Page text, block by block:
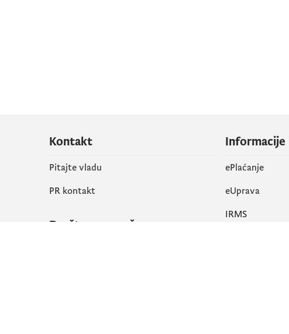
Kontakt
Pitajte vladu
PR kontakt
Društvene mreže
Informacije
ePlaćanje
eUprava
IRMS